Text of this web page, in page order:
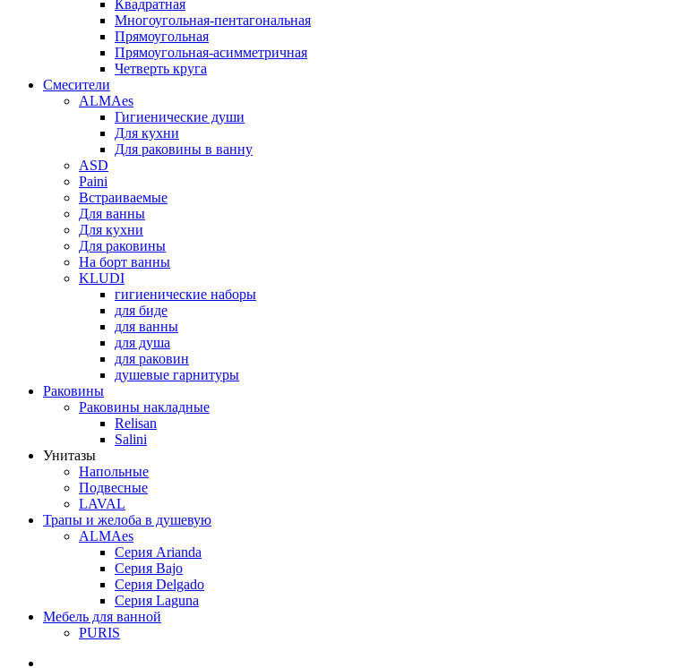
Квадратная
Многоугольная-пентагональная
Прямоугольная
Прямоугольная-асимметричная
Четверть круга
Смесители
ALMAes
Гигиенические души
Для кухни
Для раковины в ванну
ASD
Paini
Встраиваемые
Для ванны
Для кухни
Для раковины
На борт ванны
KLUDI
гигиенические наборы
для биде
для ванны
для душа
для раковин
душевые гарнитуры
Раковины
Раковины накладные
Relisan
Salini
Унитазы
Напольные
Подвесные
LAVAL
Трапы и желоба в душевую
ALMAes
Серия Arianda
Серия Bajo
Серия Delgado
Серия Laguna
Мебель для ванной
PURIS